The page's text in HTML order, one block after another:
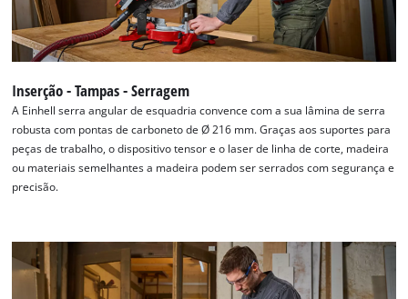
Inserção - Tampas - Serragem
A Einhell serra angular de esquadria convence com a sua lâmina de serra
robusta com pontas de carboneto de Ø 216 mm. Graças aos suportes para
peças de trabalho, o dispositivo tensor e o laser de linha de corte, madeira
ou materiais semelhantes a madeira podem ser serrados com segurança e
precisão.